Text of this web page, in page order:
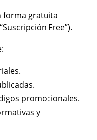
forma gratuita
Free”).
promocionales.
y